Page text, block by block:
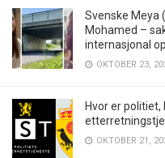
Svenske Meya
Mohamed –
internasjonal
OKTOBER 23,
Hvor er politiet,
OKTOBER 21,